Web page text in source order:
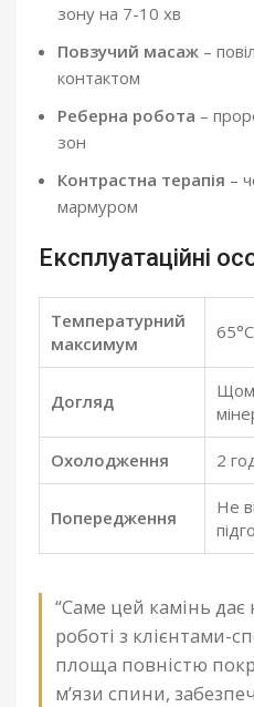
зону на 7-10 хв
Повзучий масаж –
контактом
Реберна робота –
зон
Контрастна терапія –
мармуром
Експлуатаційні
Температурний
максимум
Догляд
Охолодження 2
Попередження
Не
“Саме цей камінь
роботі з клієнтами-
площа повністю
м’язи спини,